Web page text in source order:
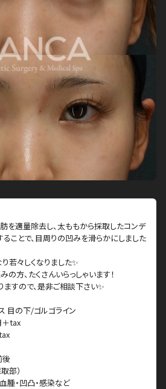
を適量除去し、太ももから採取したコンデ
ることで、目周りの凹みを滑らかにしました
若々しくなりました✨
方、たくさんいらっしゃいます！
すので、是非ご相談下さい✨
目の下/ゴルゴライン
＋tax
後
部）
腫・凹凸・感染など